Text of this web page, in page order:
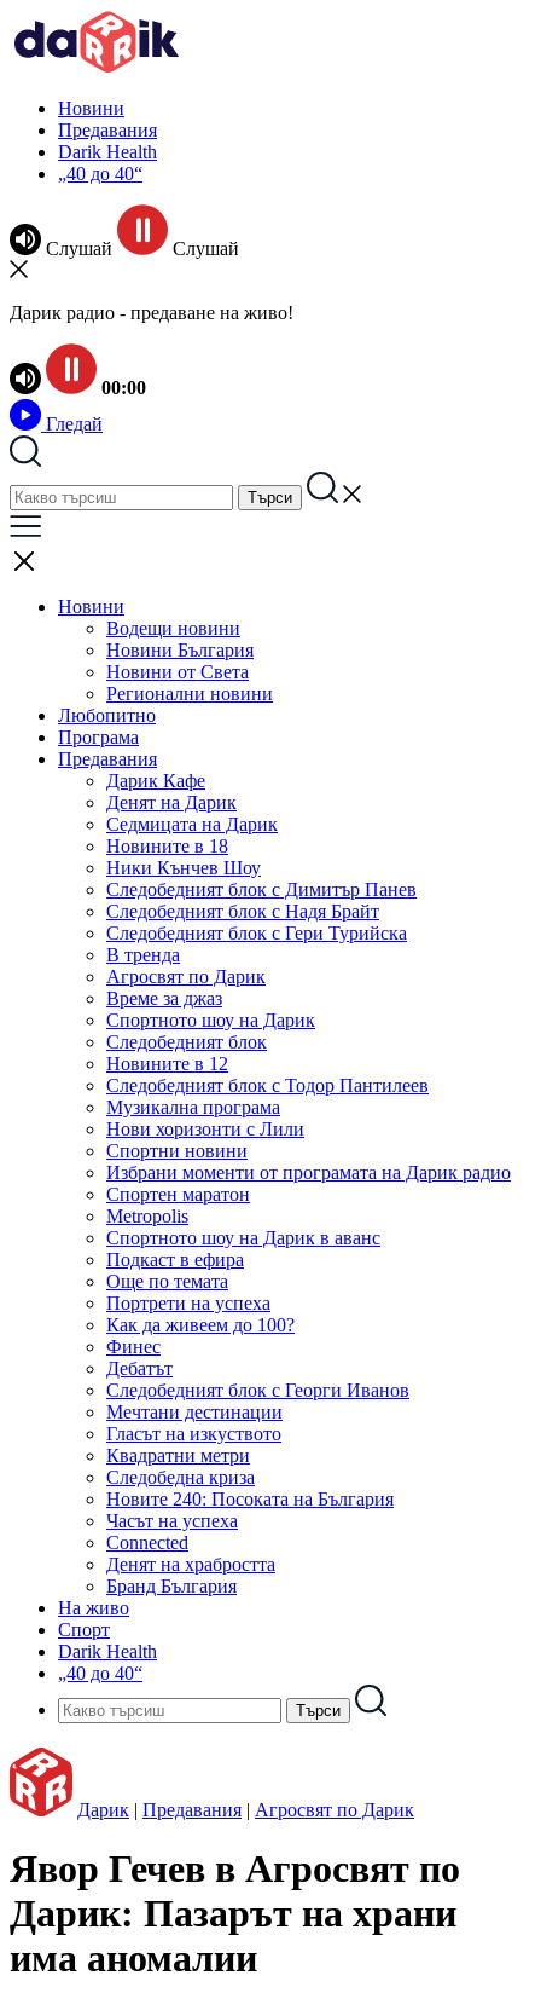
Новини
Предавания
Darik Health
„40 до 40“
Слушай Слушай
Дарик радио - предаване на живо!
00:00
Гледай
Новини
Водещи новини
Новини България
Новини от Света
Регионални новини
Любопитно
Програма
Предавания
Дарик Кафе
Денят на Дарик
Седмицата на Дарик
Новините в 18
Ники Кънчев Шоу
Следобедният блок с Димитър Панев
Следобедният блок с Надя Брайт
Следобедният блок с Гери Турийска
В тренда
Агросвят по Дарик
Време за джаз
Спортното шоу на Дарик
Следобедният блок
Новините в 12
Следобедният блок с Тодор Пантилеев
Музикална програма
Нови хоризонти с Лили
Спортни новини
Избрани моменти от програмата на Дарик радио
Спортен маратон
Metropolis
Спортното шоу на Дарик в аванс
Подкаст в ефира
Още по темата
Портрети на успеха
Как да живеем до 100?
Финес
Дебатът
Следобедният блок с Георги Иванов
Мечтани дестинации
Гласът на изкуството
Квадратни метри
Следобедна криза
Новите 240: Посоката на България
Часът на успеха
Connected
Денят на храбростта
Бранд България
На живо
Спорт
Darik Health
„40 до 40“
Дарик | Предавания | Агросвят по Дарик
Явор Гечев в Агросвят по
Дарик: Пазарът на храни
има аномалии